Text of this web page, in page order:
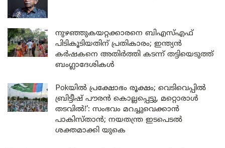
നുഴഞ്ഞുകയറ്റക്കാരനെ ബിഎസ്എഫ്
പിടികൂടിയതിന് പ്രതികാരം; ഇന്ത്യൻ
കർഷകനെ അതിർത്തി കടന്ന് തട്ടിയെടുത്ത്
ബംഗ്ലാദേശികൾ
Pokയിൽ പ്രക്ഷോഭം രൂക്ഷം; വെടിവെപ്പിൽ
ബ്രിട്ടീഷ് പൗരൻ കൊല്ലപ്പെട്ടു, മറ്റൊരാൾ
തടവിൽ!’: സംഭവം മറച്ചുവെക്കാൻ
പാകിസ്താൻ; നയതന്ത്ര ഇടപെടൽ
ശക്തമാക്കി യുകെ